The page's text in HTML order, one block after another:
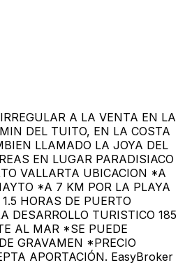
A LA VENTA EN LA
DEL TUITO, EN LA COSTA
LLAMADO LA JOYA DEL
EN LUGAR PARADISIACO
VALLARTA UBICACION *A
*A 7 KM POR LA PLAYA
HORAS DE PUERTO
DESARROLLO TURISTICO 185
AL MAR *SE PUEDE
GRAVAMEN *PRECIO
APORTACIÓN. EasyBroker